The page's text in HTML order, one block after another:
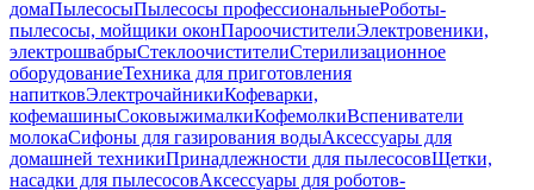
домаПылесосыПылесосы профессиональныеРоботы-
пылесосы, мойщики оконПароочистителиЭлектровеники,
электрошвабрыСтеклоочистителиСтерилизационное
оборудованиеТехника для приготовления
напитковЭлектрочайникиКофеварки,
кофемашиныСоковыжималкиКофемолкиВспениватели
молокаСифоны для газирования водыАксессуары для
домашней техникиПринадлежности для пылесосовЩетки,
насадки для пылесосовАксессуары для роботов-